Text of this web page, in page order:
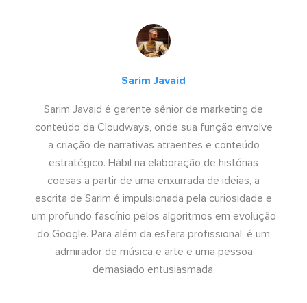
Sarim Javaid
Sarim Javaid é gerente sênior de marketing de
conteúdo da Cloudways, onde sua função envolve
a criação de narrativas atraentes e conteúdo
estratégico. Hábil na elaboração de histórias
coesas a partir de uma enxurrada de ideias, a
escrita de Sarim é impulsionada pela curiosidade e
um profundo fascínio pelos algoritmos em evolução
do Google. Para além da esfera profissional, é um
admirador de música e arte e uma pessoa
demasiado entusiasmada.